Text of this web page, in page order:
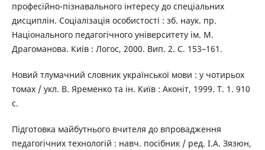
професійно-пізнавального інтересу до спеціальних
дисциплін. Соціалізація особистості : зб. наук. пр.
Національного педагогічного університету ім. М.
Драгоманова. Київ : Логос, 2000. Вип. 2. С. 153–161.
Новий тлумачний словник української мови : у чотирьох
томах / укл. В. Яременко та ін. Київ : Аконіт, 1999. Т. 1. 910
с.
Підготовка майбутнього вчителя до впровадження
педагогічних технологій : навч. посібник / ред. І.А. Зязюн,